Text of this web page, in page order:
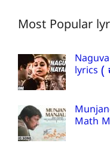
Most Popular
lyrics (
Math